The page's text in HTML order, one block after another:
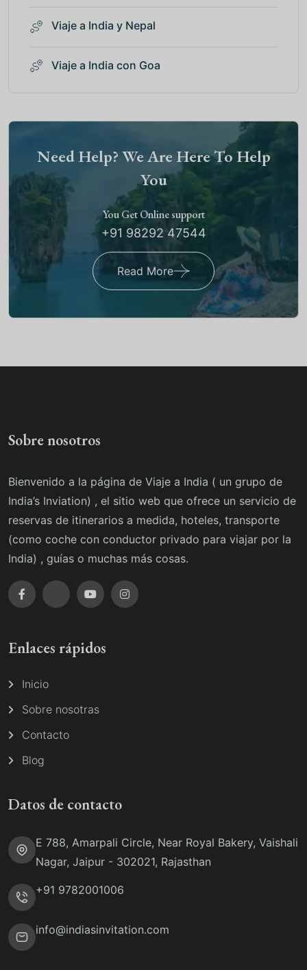
Viaje a India y Nepal
Viaje a India con Goa
Need Help? We Are Here To Help
You
You Get Online support
+91 98292 47544
Read More
Sobre nosotros
Bienvenido a la página de Viaje a India ( un grupo de
India’s Inviation) , el sitio web que ofrece un servicio de
reservas de itinerarios a medida, hoteles, transporte
(como coche con conductor privado para viajar por la
India) , guías o muchas más cosas.
Enlaces rápidos
Inicio
Sobre nosotras
Contacto
Blog
Datos de contacto
E 788, Amarpali Circle, Near Royal Bakery, Vaishali
Nagar, Jaipur - 302021, Rajasthan
+91 9782001006
info@indiasinvitation.com